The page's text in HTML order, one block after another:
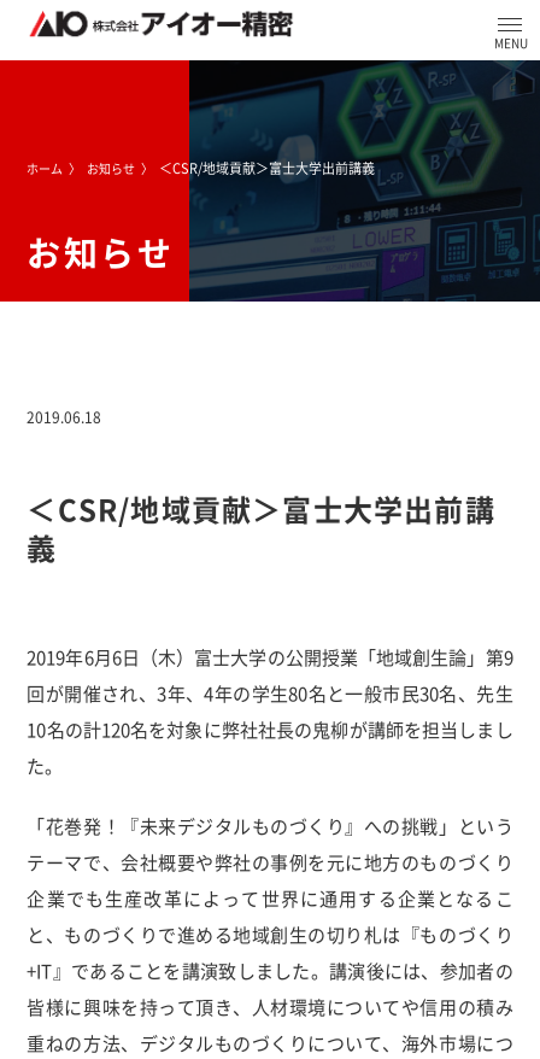
ホーム お知らせ ＜CSR/地域貢献＞富士大学出前講義
お知らせ
2019.06.18
＜CSR/地域貢献＞富士大学出前講
義
2019年6月6日（木）富士大学の公開授業「地域創生論」第9
回が開催され、3年、4年の学生80名と一般市民30名、先生
10名の計120名を対象に弊社社長の鬼柳が講師を担当しまし
た。
「花巻発！『未来デジタルものづくり』への挑戦」という
テーマで、会社概要や弊社の事例を元に地方のものづくり
企業でも生産改革によって世界に通用する企業となるこ
と、ものづくりで進める地域創生の切り札は『ものづくり
+IT』であることを講演致しました。講演後には、参加者の
皆様に興味を持って頂き、人材環境についてや信用の積み
重ねの方法、デジタルものづくりについて、海外市場につ